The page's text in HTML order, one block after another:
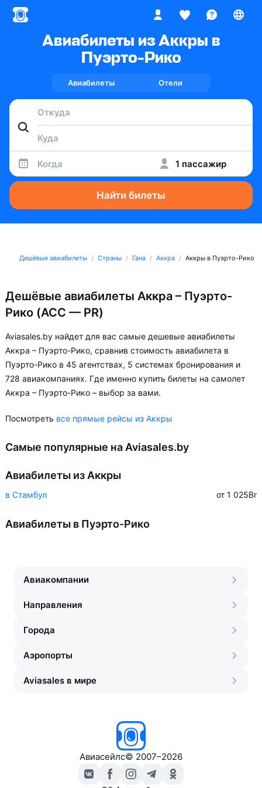
Авиабилеты из Аккры в
Пуэрто-Рико
Авиабилеты Отели
Когда 1 пассажир
Найти билеты
Дешёвые авиабилеты Страны Гана Аккра Аккры в Пуэрто-Рико
Дешёвые авиабилеты Аккра – Пуэрто-
Рико (ACC — PR)
Aviasales.by найдет для вас самые дешевые авиабилеты
Аккра – Пуэрто-Рико, сравнив стоимость авиабилета в
Пуэрто-Рико в 45 агентствах, 5 системах бронирования и
728 авиакомпаниях. Где именно купить билеты на самолет
Аккра – Пуэрто-Рико – выбор за вами.
Посмотреть все прямые рейсы из Аккры
Самые популярные на Aviasales.by
Авиабилеты из Аккры
в Стамбул от 1 025Br
Авиабилеты в Пуэрто-Рико
Авиакомпании
Направления
Города
Аэропорты
Aviasales в мире
Авиасейлс© 2007–2026